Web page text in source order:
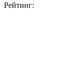
Рейтинг: